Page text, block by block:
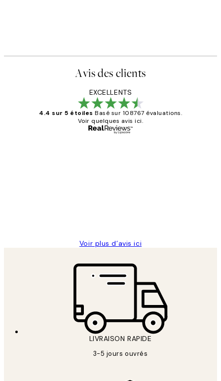
Avis des clients
EXCELLENTS
4.4 sur 5 étoiles Basé sur 108767 évaluations.
Voir quelques avis ici.
Voir plus d’avis ici
LIVRAISON RAPIDE
3-5 jours ouvrés